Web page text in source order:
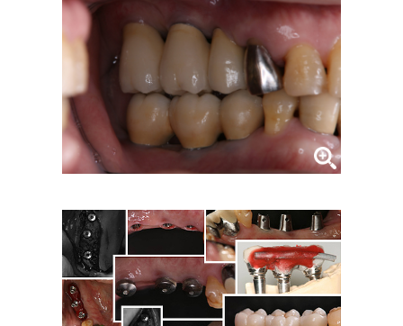
よくある質問
症例集
歯列矯正/インビザライン
矯正治療とは？
治療の手順
インビザライン・システムとは
治療費
症例集